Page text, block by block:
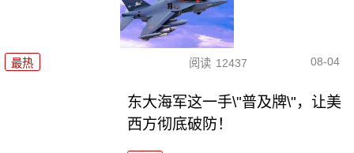
最热 阅读 12437 08-04
东大海军这一手\"普及牌\"，让美
西方彻底破防！